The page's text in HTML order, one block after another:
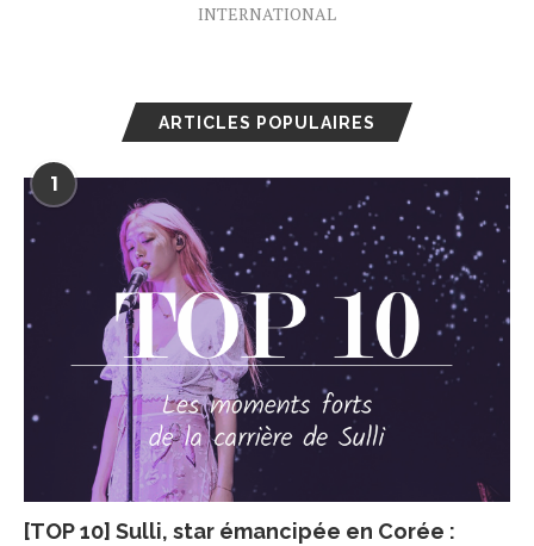
INTERNATIONAL
ARTICLES POPULAIRES
1
[TOP 10] Sulli, star émancipée en Corée :